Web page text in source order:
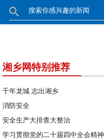
湘乡网特别推荐
千年龙城 志出湘乡
消防安全
安全生产大排查大整治
学习贯彻党的二十届四中全会精神